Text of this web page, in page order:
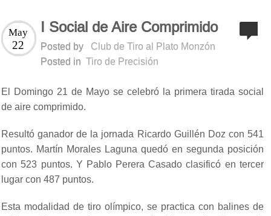
I Social de Aire Comprimido
May
22 Posted by
Club de Tiro al Plato Monzón
Posted in Tiro de Precisión
El Domingo 21 de Mayo se celebró la primera tirada social
de aire comprimido.
Resultó ganador de la jornada Ricardo Guillén Doz con 541
puntos. Martín Morales Laguna quedó en segunda posición
con 523 puntos. Y Pablo Perera Casado clasificó en tercer
lugar con 487 puntos.
Esta modalidad de tiro olímpico, se practica con balines de